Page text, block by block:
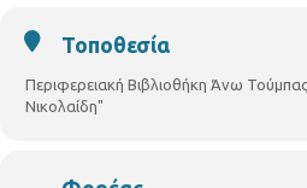
Τοποθεσία
Περιφερειακή Βιβλιοθήκη Άνω
Νικολαίδη"